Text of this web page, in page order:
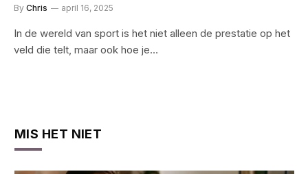
By Chris april 16, 2025
In de wereld van sport is het niet alleen de prestatie op het
veld die telt, maar ook hoe je…
MIS HET NIET